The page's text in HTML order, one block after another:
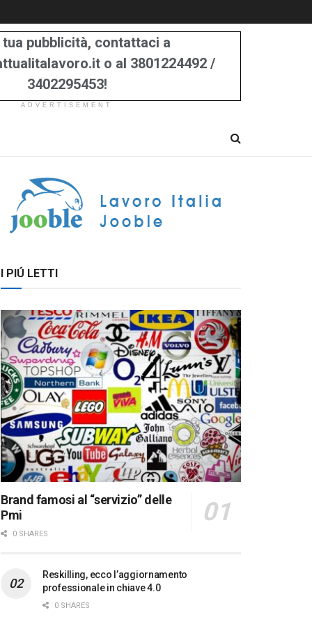
tua pubblicità, contattaci a
o al 3801224492 /
3402295453!
ADVERTISEMENT
I PIÚ LETTI
Brand famosi al “servizio” delle
Pmi
0 SHARES
Reskilling, ecco l’aggiornamento
professionale in chiave 4.0
0 SHARES